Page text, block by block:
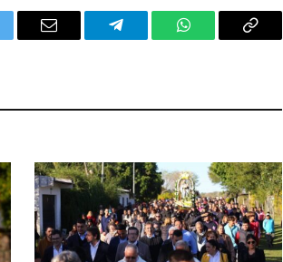
Email Telegram WhatsAppCopy